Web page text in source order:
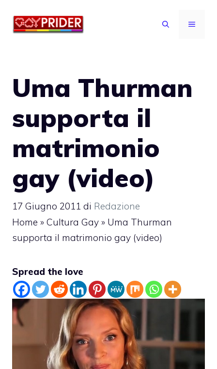
MENU
Uma Thurman
supporta il
matrimonio
gay (video)
17 Giugno 2011 di Redazione
Home » Cultura Gay » Uma Thurman
supporta il matrimonio gay (video)
Spread the love